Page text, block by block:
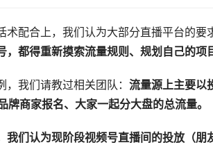
术配合上，我们认为大部分直播平台的要
，都得重新摸索流量规则、规划自己的项
，我们请教过相关团队： 流量源上主要以
牌商家报名、大家一起分大盘的总流量。
我们认为现阶段视频号直播间的投放（